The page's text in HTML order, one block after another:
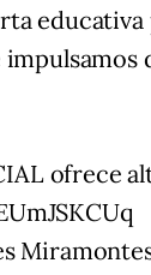
ofrece